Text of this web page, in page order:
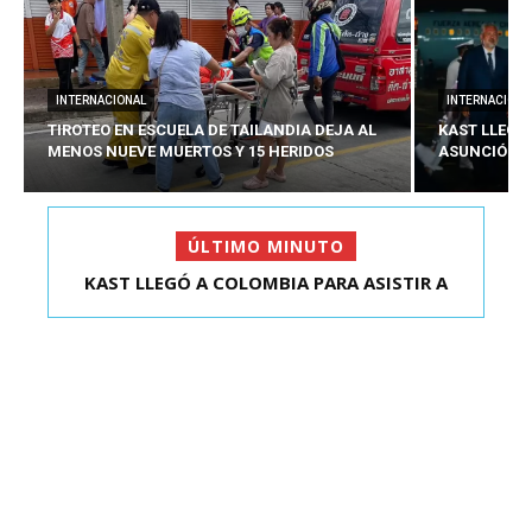
INTERNACIONAL
TIROTEO EN ESCUELA DE TAILANDIA DEJA AL
MENOS NUEVE MUERTOS Y 15 HERIDOS
KAST
ASUNCIÓN
ÚLTIMO MINUTO
HARBOE: “LO QUE SE REQUIERE AHORA ES HACER
KAST LLEGÓ A COLOMBIA PARA ASISTIR A